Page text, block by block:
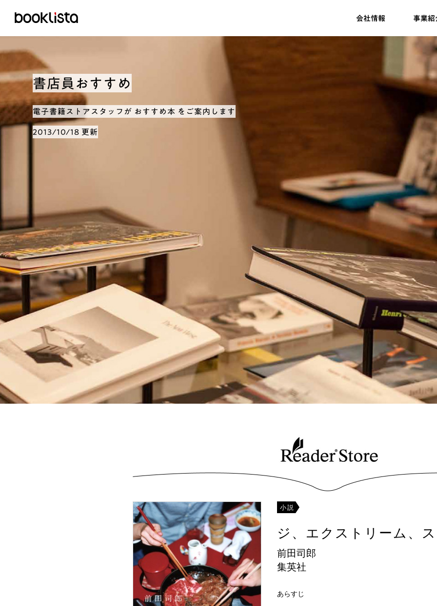
会社情報 事業紹
書店員おすすめ
電子書籍ストアスタッフが おすすめ本 をご案内します
2013/10/18 更新
小説
ジ、エクストリーム、
前田司郎
集英社
あらすじ